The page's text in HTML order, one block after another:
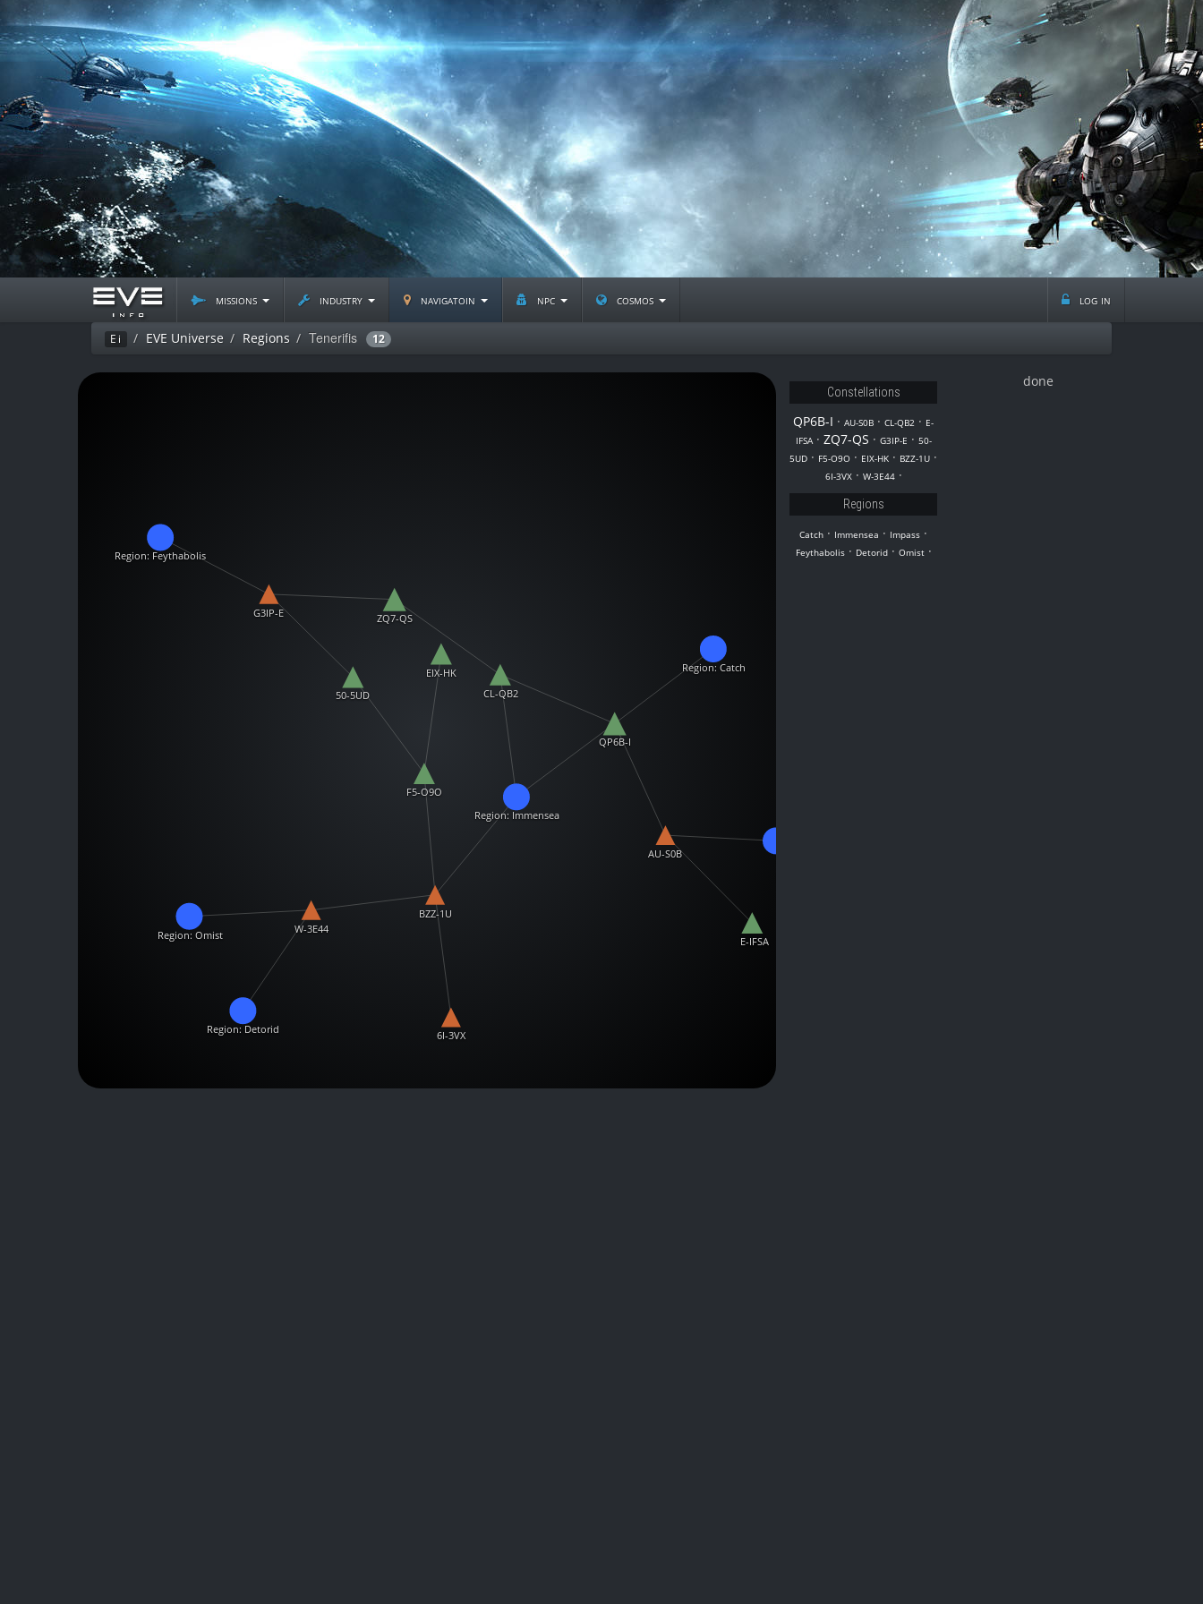
missions industry navigatoin npc cosmos log in
Ei EVE Universe Regions Tenerifis 12
Region: Detorid
Region: Catch
Region: Immensea
Region: Feythabolis
Region: Omist
QP6B-I
AU-S0B
CL-QB2
E-IFSA
ZQ7-QS
G3IP-E
50-5UD
F5-O9O
EIX-HK
BZZ-1U
6I-3VX
W-3E44
Constellations
QP6B-I · AU-S0B · CL-QB2 · E-
IFSA· ZQ7-QS · G3IP-E · 50-
5UD · F5-O9O · EIX-HK · BZZ-1U ·
6I-3VX· W-3E44·
Regions
Catch · Immensea · Impass ·
Feythabolis· Detorid· Omist·
done